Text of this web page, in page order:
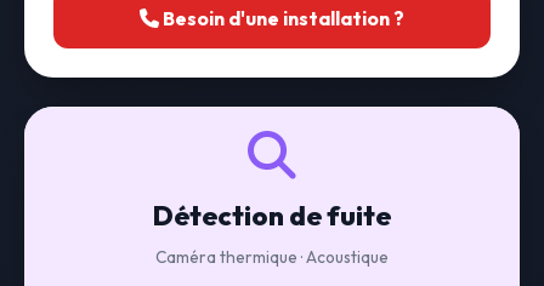
Besoin d'une installation ?
Détection de fuite
Caméra thermique · Acoustique